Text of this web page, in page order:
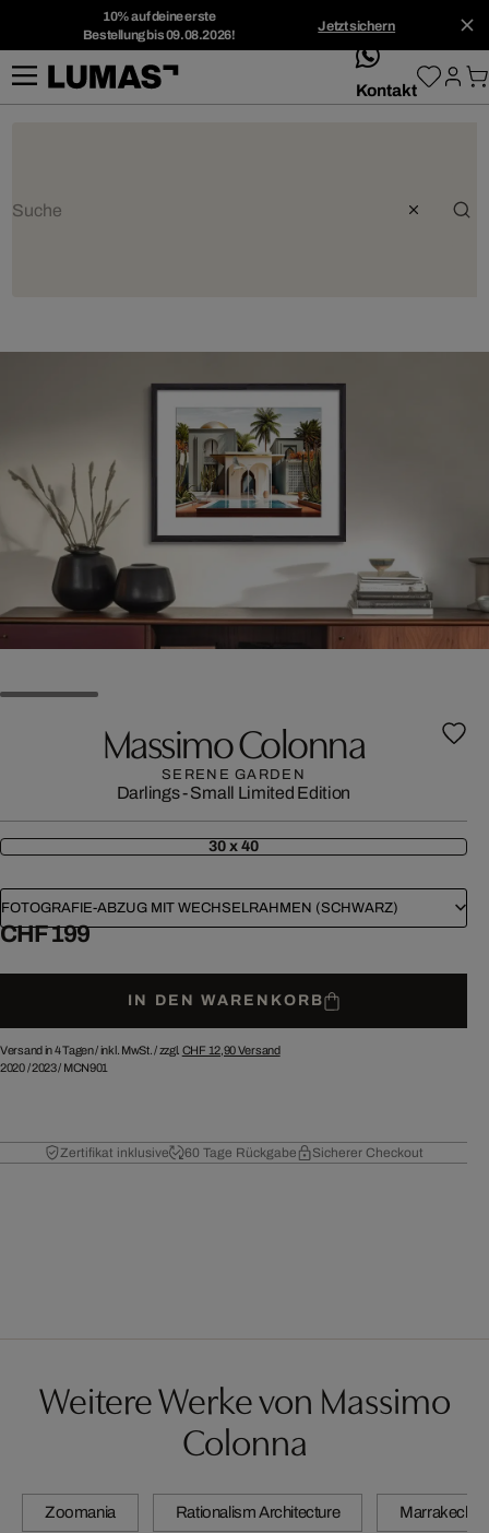
10% auf deine erste
Bestellung bis 09.08.2026!
Jetzt sichern
whatsApp
Kontakt
Massimo Colonna
SERENE GARDEN
Darlings - Small Limited Edition
30 x 40
FOTOGRAFIE-ABZUG MIT WECHSELRAHMEN (SCHWARZ)
CHF 199
IN DEN WARENKORB
Versand in 4 Tagen /inkl. MwSt. / zzgl. CHF 12,90Versand
2020/2023/ MCN901
Zertifikat inklusive 60 Tage Rückgabe Sicherer Checkout
Weitere Werke von Massimo
Colonna
Zoomania Rationalism Architecture Marrakech